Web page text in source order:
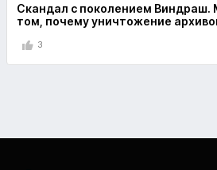
Скандал с поколением Виндраш.
том, почему уничтожение
3